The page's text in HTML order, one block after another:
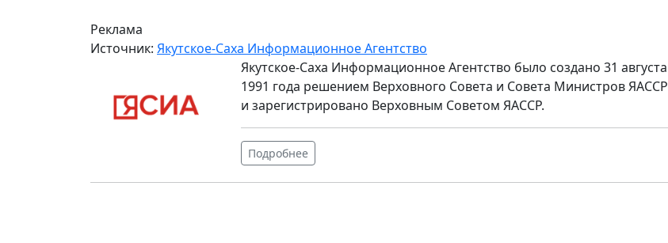
Реклама
Источник: Якутское-Саха Информационное Агентство
Якутское-Саха Информационное Агентство было создано 31 августа
1991 года решением Верховного Совета и Совета Министров ЯАССР
и зарегистрировано Верховным Советом ЯАССР.
Подробнее